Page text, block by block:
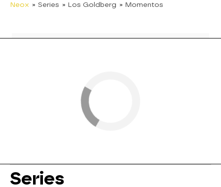
Neox » Series » Los Goldberg » Momentos
Series